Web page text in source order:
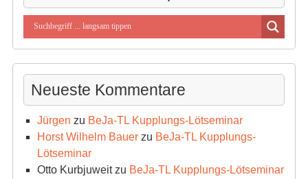
Neueste Kommentare
Jürgen zu BeJa-TL Kupplungs-Lötseminar
Horst Wilhelm Bauerzu BeJa-TL Kupplungs-
Lötseminar
Otto Kurbjuweitzu BeJa-TL Kupplungs-Lötseminar